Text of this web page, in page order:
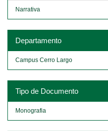
Narrativa
Departamento
Campus Cerro Largo
Tipo de Documento
Monografia